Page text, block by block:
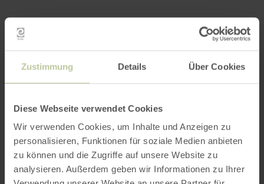
Zustimmung Details Über Cookies
Diese Webseite verwendet Cookies
Wir verwenden Cookies, um Inhalte und Anzeigen zu
personalisieren, Funktionen für soziale Medien anbieten
zu können und die Zugriffe auf unsere Website zu
analysieren. Außerdem geben wir Informationen zu Ihrer